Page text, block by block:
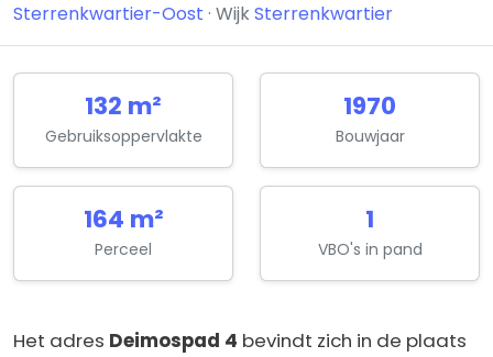
Sterrenkwartier-Oost · WijkSterrenkwartier
132 m²
Gebruiksoppervlakte
1970
Bouwjaar
164 m²
Perceel
1
VBO's in pand
Het adres Deimospad 4 bevindt zich in de plaats